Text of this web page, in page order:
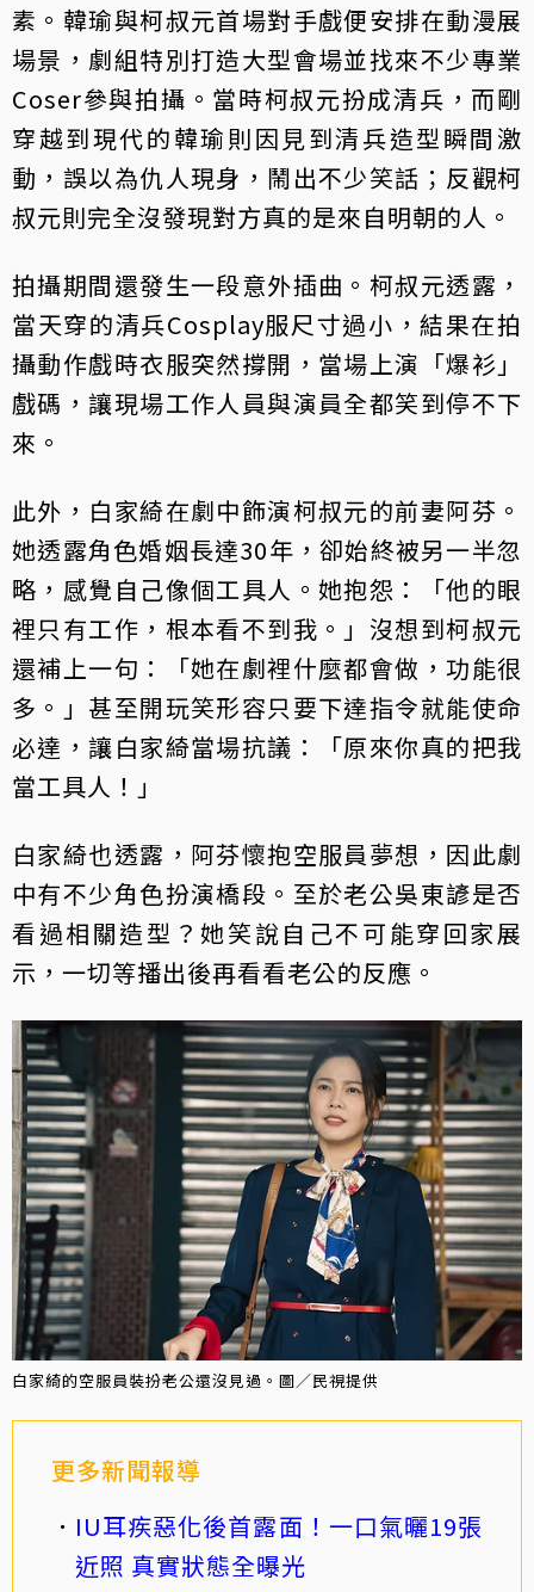
素。韓瑜與柯叔元首場對手戲便安排在動漫展
場景，劇組特別打造大型會場並找來不少專業
Coser參與拍攝。當時柯叔元扮成清兵，而剛
穿越到現代的韓瑜則因見到清兵造型瞬間激
動，誤以為仇人現身，鬧出不少笑話；反觀柯
叔元則完全沒發現對方真的是來自明朝的人。
拍攝期間還發生一段意外插曲。柯叔元透露，
當天穿的清兵Cosplay服尺寸過小，結果在拍
攝動作戲時衣服突然撐開，當場上演「爆衫」
戲碼，讓現場工作人員與演員全都笑到停不下
來。
此外，白家綺在劇中飾演柯叔元的前妻阿芬。
她透露角色婚姻長達30年，卻始終被另一半忽
略，感覺自己像個工具人。她抱怨：「他的眼
裡只有工作，根本看不到我。」沒想到柯叔元
還補上一句：「她在劇裡什麼都會做，功能很
多。」甚至開玩笑形容只要下達指令就能使命
必達，讓白家綺當場抗議：「原來你真的把我
當工具人！」
白家綺也透露，阿芬懷抱空服員夢想，因此劇
中有不少角色扮演橋段。至於老公吳東諺是否
看過相關造型？她笑說自己不可能穿回家展
示，一切等播出後再看看老公的反應。
白家綺的空服員裝扮老公還沒見過。圖／民視提供
更多新聞報導
IU耳疾惡化後首露面！一口氣曬19張
近照 真實狀態全曝光